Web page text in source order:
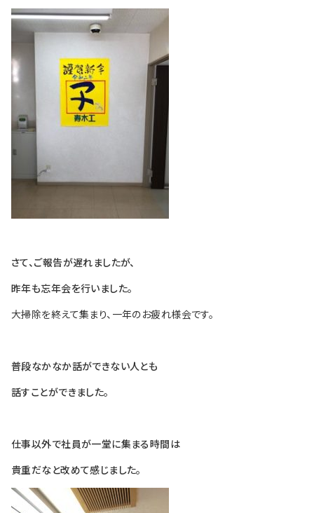
さて、ご報告が遅れましたが、
昨年も忘年会を行いました。
大掃除を終えて集まり、一年のお疲れ様会です。
普段なかなか話ができない人とも
話すことができました。
仕事以外で社員が一堂に集まる時間は
貴重だなと改めて感じました。